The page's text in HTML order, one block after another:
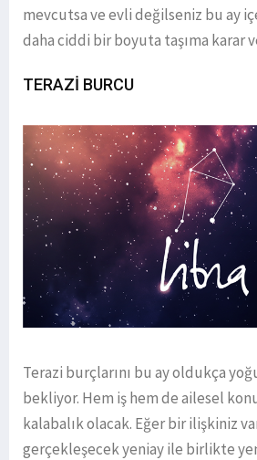
mevcutsa ve evli değilseniz bu ay
daha ciddi bir boyuta taşıma karar
TERAZİ BURCU
Terazi burçlarını bu ay oldukça
bekliyor. Hem iş hem de ailesel
kalabalık olacak. Eğer bir ilişkiniz
gerçekleşecek yeniay ile birlikte